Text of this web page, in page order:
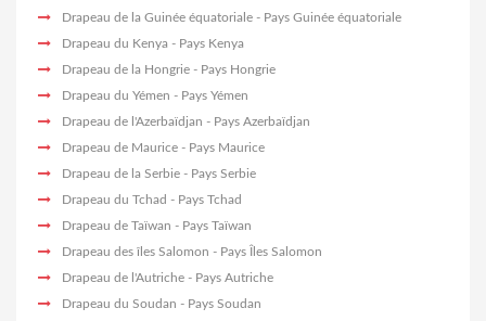
Drapeau de la Guinée équatoriale - Pays Guinée équatoriale
Drapeau du Kenya - Pays Kenya
Drapeau de la Hongrie - Pays Hongrie
Drapeau du Yémen - Pays Yémen
Drapeau de l'Azerbaïdjan - Pays Azerbaïdjan
Drapeau de Maurice - Pays Maurice
Drapeau de la Serbie - Pays Serbie
Drapeau du Tchad - Pays Tchad
Drapeau de Taïwan - Pays Taïwan
Drapeau des îles Salomon - Pays Îles Salomon
Drapeau de l'Autriche - Pays Autriche
Drapeau du Soudan - Pays Soudan